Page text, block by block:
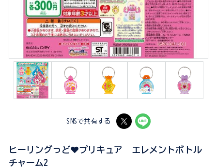
SNSで共有する
ヒーリングっど❤プリキュア エレメントボトル
チャーム2